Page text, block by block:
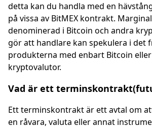
detta kan du handla med en
på vissa av BitMEX kontrakt.
denominerad i Bitcoin och andra
gör att handlare kan spekulera i det
produkterna med enbart Bitcoin
kryptovalutor.
Vad är ett
Ett terminskontrakt är ett avtal om
en råvara, valuta eller annat